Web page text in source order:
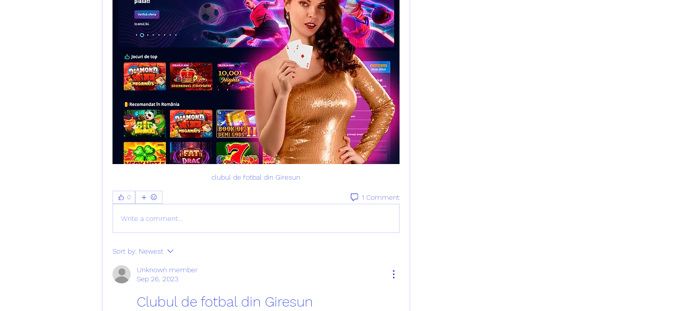
clubul de fotbal din Giresun
0 1 Comment
Write a comment...
Sort by: Newest
Unknown member
Sep 26, 2023
Clubul de fotbal din Giresun